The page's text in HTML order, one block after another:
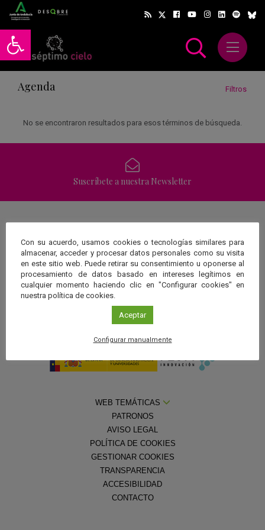
Abrir barra de herramientas
Abrir
Agenda Filtros
No se encontraron resultados para esos términos de búsqueda.
Suscríbete a nuestra Newsletter
Fundación Española para la Ciencia y la
Tecnología — Ministerio de Ciencia, Innovación y Universidades
WEB TEMÁTICAS
PATRONOS
AVISO LEGAL
POLÍTICA DE COOKIES
GESTIONAR COOKIES
TRANSPARENCIA
ACCESIBILIDAD
CONTACTO
Con su acuerdo, usamos cookies o tecnologías similares para
almacenar, acceder y procesar datos personales como su visita
en este sitio web. Puede retirar su consentimiento u oponerse al
procesamiento de datos basado en intereses legítimos en
cualquier momento haciendo clic en "Configurar cookies" en
nuestra política de cookies.
Aceptar
Configurar manualmente